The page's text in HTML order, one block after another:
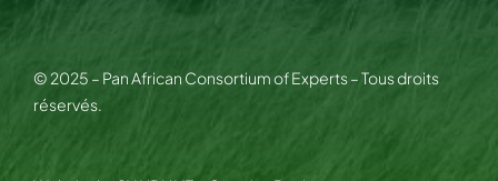
© 2025 – Pan African Consortium of Experts – Tous droits
réservés.